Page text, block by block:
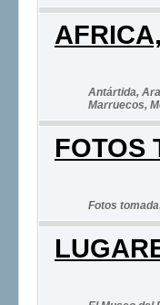
Antártida,
Marruecos,
FOTOS
Fotos